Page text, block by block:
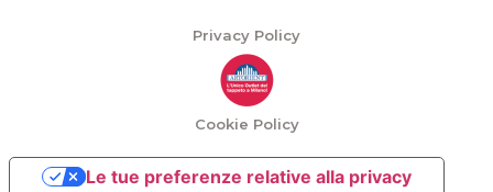
Privacy Policy
Cookie Policy
Le tue preferenze relative alla privacy